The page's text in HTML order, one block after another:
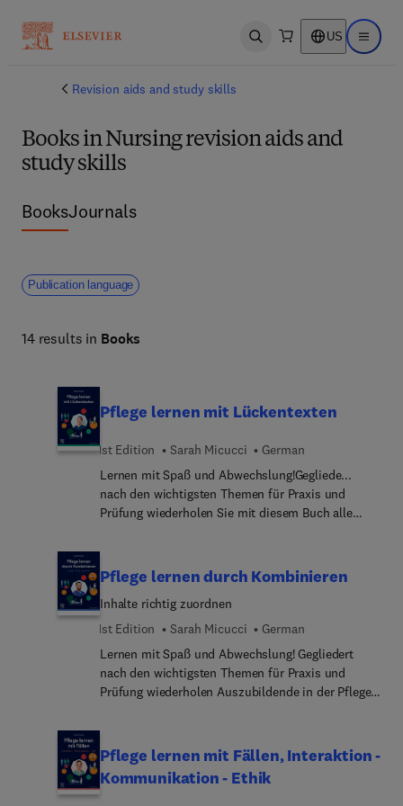
Open search US Open
Revision aids and study skills
Books in Nursing revision aids and
study skills
BooksJournals
Publication language
14 results in Books
Pflege lernen mit Lückentexten
1st Edition Sarah Micucci
German
Lernen mit Spaß und Abwechslung!Gegliede...
nach den wichtigsten Themen für Praxis und
Prüfung wiederholen Sie mit diesem Buch alle
Anatomie, Kommunikation, Beratung und vieles
mehr.Ihre Aufgabe ist es, Lückentexte und
Abbildungen mit richtigen Inhalten zu ergänzen.
Dabei gibt es immer Fallsituationen, die den
Lernstoff mit dem beruflichen Alltag verbinden. So
wiederholen Sie spielerisch gelernte Inhalte und
können Ihr Wissen anhand des Lösungsteils
überprüfen.Ideal für Auszubildende in
Unterrichtsgestaltun...
Pflege lernen durch Kombinieren
Inhalte richtig zuordnen
1st Edition
Sarah Micucci
German
Lernen mit Spaß und Abwechslung! Gegliedert
nach den wichtigsten Themen für Praxis und
Prüfung wiederholen Auszubildende in der Pflege
Erkrankungen in Verbindung mit Anatomie,
Kommunikation, Beratung und vieles mehr. Die
Aufgabe ist es, Inhalte und Abbildungen richtig
Pflege lernen mit Fällen, Interaktion -
Kommunikation - Ethik